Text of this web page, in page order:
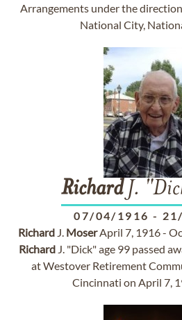
Arrangements under the
National City,
RichardJ.
07/04/1916 -
Richard J. MoserApril 7, 1916 -
RichardJ. "Dick" age 99 passed
at Westover Retirement
Cincinnati on April 7,